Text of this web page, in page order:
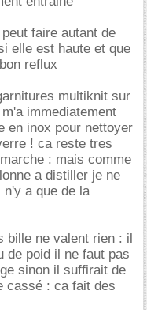
faire autant de
elle est haute et que
reflux
multiknit sur
immediatement
en inox pour nettoyer
! ca reste tres
: mais comme
a distiller je ne
a que de la
bille ne valent rien : il
de poid il ne faut pas
sinon il suffirait de
cassé : ca fait des